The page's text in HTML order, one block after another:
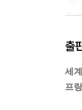
도
도
한
출
세
프